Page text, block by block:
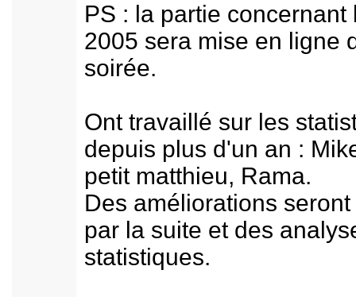
PS : la partie concernant
2005 sera mise en ligne
soirée.
Ont travaillé sur les
depuis plus d'un an :
petit matthieu, Rama.
Des améliorations
par la suite et des
statistiques.